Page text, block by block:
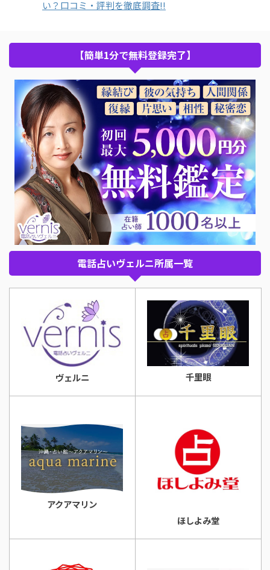
い？口コミ・評判を徹底調査!!
【簡単1分で無料登録完了】
電話占いヴェルニ所属一覧
ヴェルニ 千里眼
アクアマリン
ほしよみ堂